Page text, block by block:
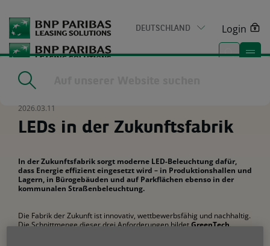
to
main
content
DEUTSCHLAND Login
Home
2026.03.11
LEDs in der Zukunftsfabrik
In der Zukunftsfabrik sorgt moderne LED-Beleuchtung dafür,
dass Energie effizient eingesetzt wird – in Produktionshallen und
Lagern, in Bürogebäuden und auf Parkflächen ebenso in der
kommunalen Straßenbeleuchtung.
Die Fabrik der Zukunft ist innovativ, wettbewerbsfähig und nachhaltig.
Die Schnittmenge dieser drei Anforderungen bildetGreenTech.